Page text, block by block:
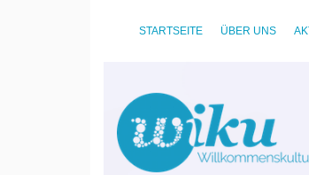
STARTSEITE ÜBER UNS